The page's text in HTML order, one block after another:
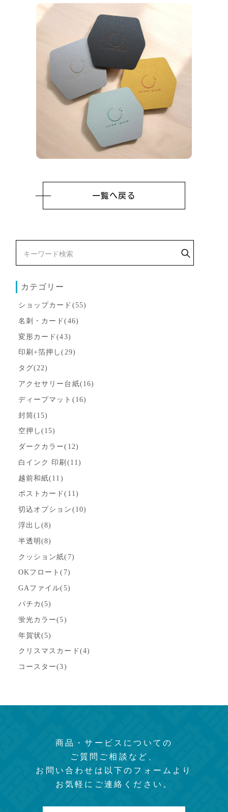
一覧へ戻る
カテゴリー
ショップカード(55)
名刺・カード(46)
変形カード(43)
印刷+箔押し(29)
タグ(22)
アクセサリー台紙(16)
ディープマット(16)
封筒(15)
空押し(15)
ダークカラー(12)
白インク 印刷(11)
越前和紙(11)
ポストカード(11)
切込オプション(10)
浮出し(8)
半透明(8)
クッション紙(7)
OKフロート(7)
GAファイル(5)
パチカ(5)
蛍光カラー(5)
年賀状(5)
クリスマスカード(4)
コースター(3)
商品・サービスについての
ご質問ご相談など、
お問い合わせは以下のフォームより
お気軽にご連絡ください。